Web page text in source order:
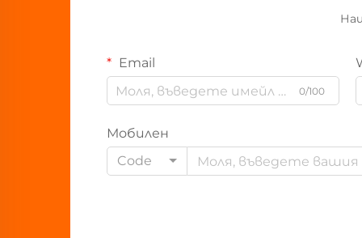
Email
0/100
Мобилен
Code